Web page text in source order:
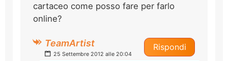
cartaceo come posso fare per farlo
online?
Rispondi
TeamArtist
25 Settembre 2012 alle 20:04